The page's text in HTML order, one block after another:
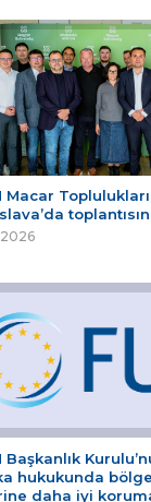
Macar
Başkanlık
hukukunda
daha iyi